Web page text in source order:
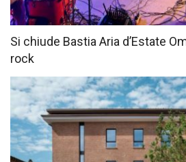
Si chiude Bastia Aria d’Estate
rock